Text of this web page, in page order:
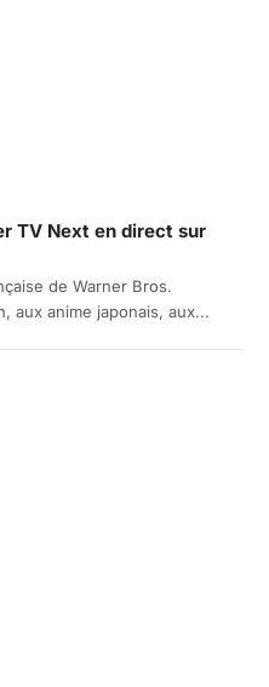
TV Next en direct sur
de Warner Bros.
aux anime japonais, aux...